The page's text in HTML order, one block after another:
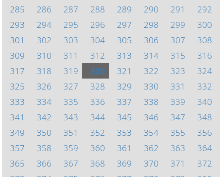
285
286 287 288 289 290 291
292
293
294 295 296 297 298 299
300
301
302 303 304 305 306 307
308
309
310 311 312 313 314 315
316
317
318 319 320 321 322 323
324
325
326 327 328 329 330 331
332
333
334 335 336 337 338 339
340
341
342 343 344 345 346 347
348
349
350 351 352 353 354 355
356
357
358 359 360 361 362 363
364
365
366 367 368 369 370 371
372